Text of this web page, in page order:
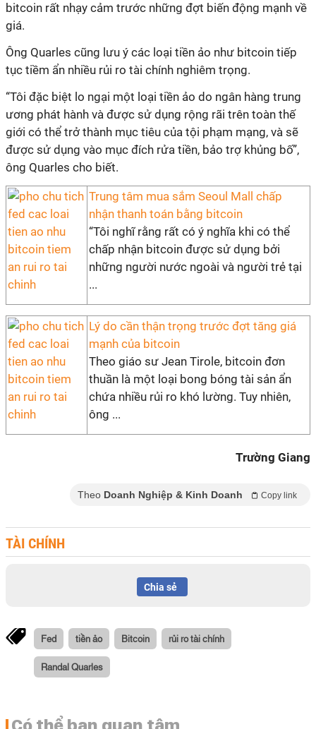
bitcoin rất nhạy cảm trước những đợt biến động mạnh về
giá.
Ông Quarles cũng lưu ý các loại tiền ảo như bitcoin tiếp
tục tiềm ẩn nhiều rủi ro tài chính nghiêm trọng.
“Tôi đặc biệt lo ngại một loại tiền ảo do ngân hàng trung
ương phát hành và được sử dụng rộng rãi trên toàn thế
giới có thể trở thành mục tiêu của tội phạm mạng, và sẽ
được sử dụng vào mục đích rửa tiền, bảo trợ khủng bố”,
ông Quarles cho biết.
Trung tâm mua sắm Seoul Mall chấp
nhận thanh toán bằng bitcoin
“Tôi nghĩ rằng rất có ý nghĩa khi có thể
chấp nhận bitcoin được sử dụng bởi
những người nước ngoài và người trẻ tại
...
Lý do cần thận trọng trước đợt tăng giá
mạnh của bitcoin
Theo giáo sư Jean Tirole, bitcoin đơn
thuần là một loại bong bóng tài sản ẩn
chứa nhiều rủi ro khó lường. Tuy nhiên,
ông ...
Trường Giang
Theo Doanh Nghiệp & Kinh Doanh Copy link
TÀI CHÍNH
Chia sẻ
Fed tiền ảo Bitcoin rủi ro tài chính
Randal Quarles
Có thể bạn quan tâm